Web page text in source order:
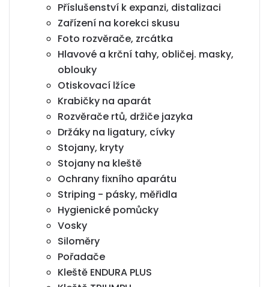
Příslušenství k expanzi, distalizaci
Zařízení na korekci skusu
Foto rozvěrače, zrcátka
Hlavové a krční tahy, obličej. masky,
oblouky
Otiskovací lžíce
Krabičky na aparát
Rozvěrače rtů, držiče jazyka
Držáky na ligatury, cívky
Stojany, kryty
Stojany na kleště
Ochrany fixního aparátu
Striping - pásky, měřidla
Hygienické pomůcky
Vosky
Siloměry
Pořadače
Kleště ENDURA PLUS